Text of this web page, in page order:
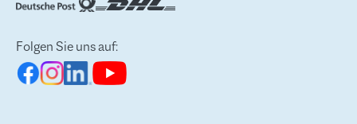
Folgen Sie uns auf: